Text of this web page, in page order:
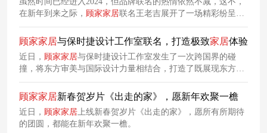
在新年到来之际， 顾家家居联名王老吉展开了一场精彩纷呈的
创意营销。
顾家家居与保时捷设计工作室联名，打造极致家居体验
近日， 顾家家居与保时捷设计工作室发生了一次跨国界的碰
撞，将东方审美与国际设计力量相结合，打造了既展现东方文
化韵味又不失国际视野的高端家居产品系列“心驰旷野”家居系
列产品。基于核心理念的高度契合，以及对卓越品质的共同追
求，
顾家
在2023年4月正式官宣与保时捷设计工作室开启
长期合作，携手打造具有国际性设计视野与品质水准的高端 家
居，让用户在方寸之间的 家居中，亦能体会心驰旷野的人生境
顾家家居新春贺岁片《出走的家》，愿新年欢聚一檐
近日， 顾家家居上线新春贺岁片《出走的家》，愿所有所期待
的团圆，都能在新年欢聚一檐。